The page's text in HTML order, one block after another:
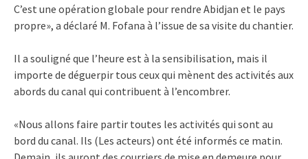
C’est une opération globale pour rendre Abidjan et le pays
propre», a déclaré M. Fofana à l’issue de sa visite du chantier.
Il a souligné que l’heure est à la sensibilisation, mais il
importe de déguerpir tous ceux qui mènent des activités aux
abords du canal qui contribuent à l’encombrer.
«Nous allons faire partir toutes les activités qui sont au
bord du canal. Ils (Les acteurs) ont été informés ce matin.